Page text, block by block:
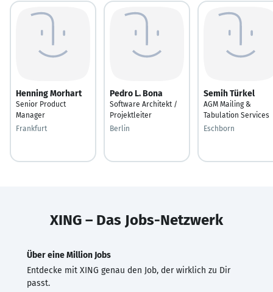
Henning Morhart
Senior Product
Manager
Frankfurt
Pedro L. Bona
Software Architekt /
Projektleiter
Berlin
Semih Türkel
AGM Mailing &
Tabulation Services
Eschborn
XING – Das Jobs-Netzwerk
Über eine Million Jobs
Entdecke mit XING genau den Job, der wirklich zu Dir
passt.